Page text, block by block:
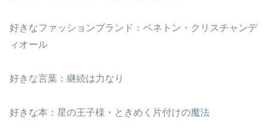
好きなファッションブランド：ベネトン・クリスチャンデ
ィオール
好きな言葉：継続は力なり
好きな本：星の王子様・ときめく片付けの魔法